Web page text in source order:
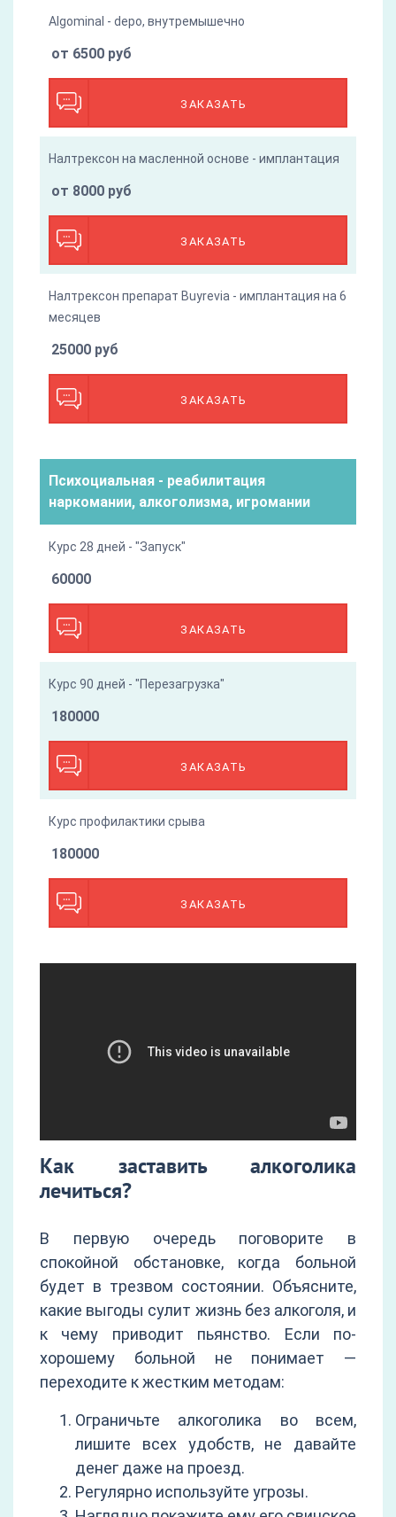
Algominal - depo, внутремышечно
ЗАКАЗАТЬ
от 6500 руб
Налтрексон на масленной основе - имплантация
ЗАКАЗАТЬ
от 8000 руб
Налтрексон препарат Buyrevia - имплантация на 6
месяцев
ЗАКАЗАТЬ
25000 руб
Психоциальная - реабилитация
наркомании, алкоголизма, игромании
Курс 28 дней - "Запуск"
ЗАКАЗАТЬ
60000
Курс 90 дней - "Перезагрузка"
ЗАКАЗАТЬ
180000
Курс профилактики срыва
ЗАКАЗАТЬ
180000
Как заставить алкоголика
лечиться?
В первую очередь поговорите в
спокойной обстановке, когда больной
будет в трезвом состоянии. Объясните,
какие выгоды сулит жизнь без алкоголя, и
к чему приводит пьянство. Если по-
хорошему больной не понимает —
переходите к жестким методам:
Ограничьте алкоголика во всем,
лишите всех удобств, не давайте
денег даже на проезд.
Регулярно используйте угрозы.